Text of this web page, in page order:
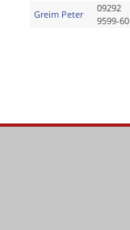
Greim Peter
09292
9599-60